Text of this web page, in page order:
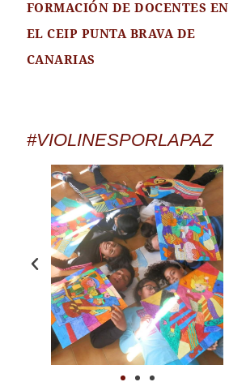
FORMACIÓN DE DOCENTES EN
EL CEIP PUNTA BRAVA DE
CANARIAS
#VIOLINESPORLAPAZ